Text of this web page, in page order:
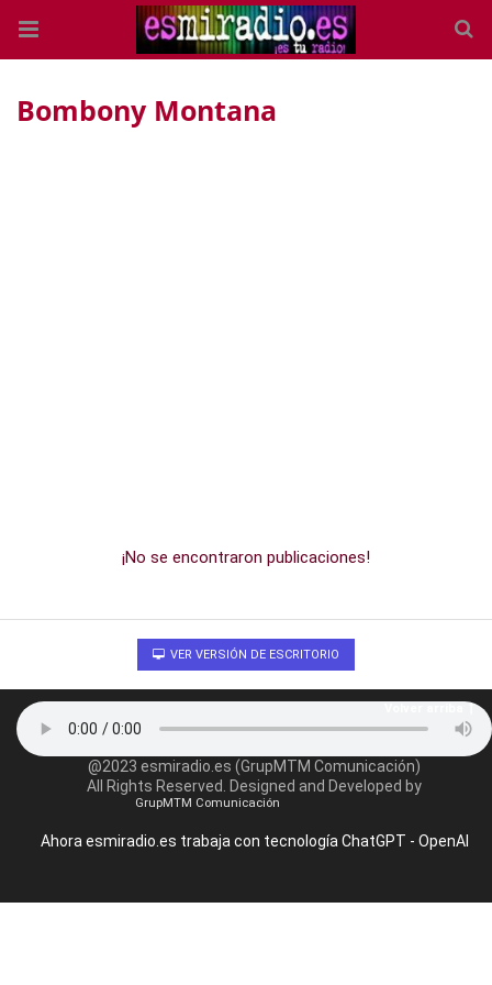
Bombony Montana
¡No se encontraron publicaciones!
VER VERSIÓN DE ESCRITORIO
@2023 esmiradio.es (GrupMTM Comunicación)
All Rights Reserved. Designed and Developed by
GrupMTM Comunicación
Ahora esmiradio.es trabaja con tecnología ChatGPT - OpenAI